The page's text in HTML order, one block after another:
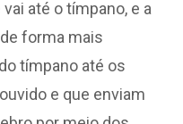
até o tímpano, e a
forma mais
tímpano até os
e que enviam